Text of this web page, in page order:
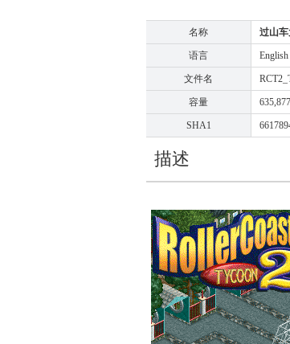
名称 过山车
语言 English
文件名
容量
SHA1
描述